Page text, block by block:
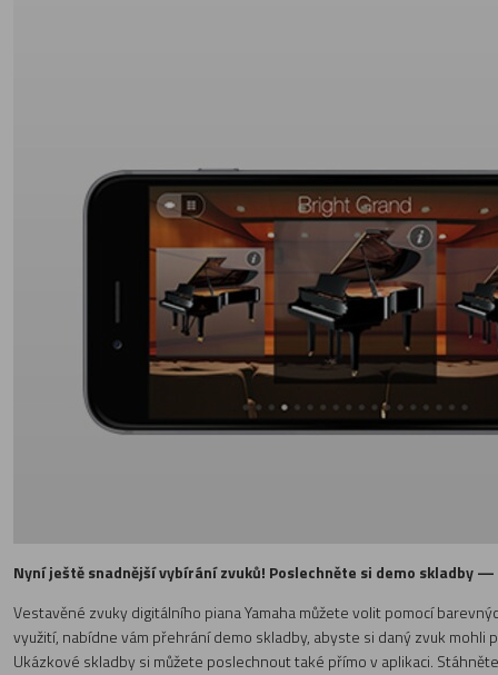
Nyní ještě snadnější vybírání zvuků! Poslechněte si demo skladby
Vestavěné zvuky digitálního piana Yamaha můžete volit pomocí
využití, nabídne vám přehrání demo skladby, abyste si daný zvuk
Ukázkové skladby si můžete poslechnout také přímo v aplikaci.